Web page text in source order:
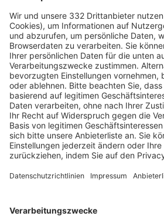
HÄUFIG BESUCHTE SEITEN
Pässe und Vereinswechsel
Trainerausbildung
Schulungsangebot Vereinsmitarbeiter
BFV-Geschäftsstellen
Trainerbörse
Login SpielPlus
FOLGE DEM BFV